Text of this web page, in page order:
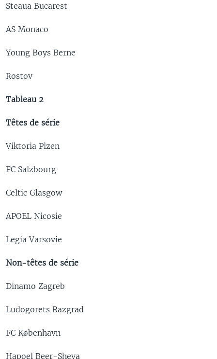
Steaua Bucarest
AS Monaco
Young Boys Berne
Rostov
Tableau 2
Têtes de série
Viktoria Plzen
FC Salzbourg
Celtic Glasgow
APOEL Nicosie
Legia Varsovie
Non-têtes de série
Dinamo Zagreb
Ludogorets Razgrad
FC København
Hapoel Beer-Sheva